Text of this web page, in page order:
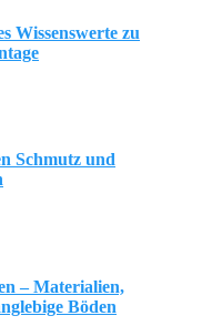
Wissenswerte zu
Schmutz und
– Materialien,
Böden